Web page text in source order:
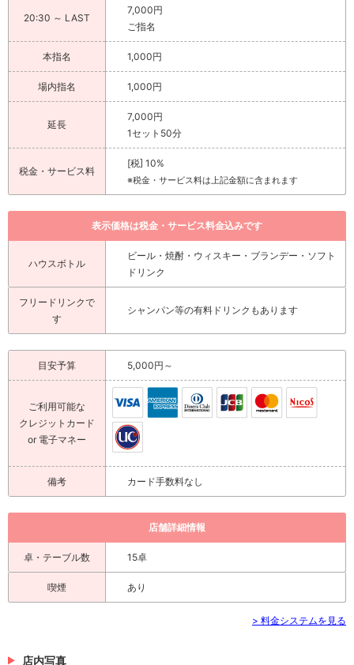
20:30 ～ LAST
7,000円
ご指名
本指名 1,000円
場内指名 1,000円
延長
7,000円
1セット50分
税金・サービス料
[税] 10%
※税金・サービス料は上記金額に含まれます
表示価格は税金・サービス料金込みです
ハウスボトル
ビール・焼酎・ウィスキー・ブランデー・ソフト
ドリンク
フリードリンクで
す
シャンパン等の有料ドリンクもあります
目安予算 5,000円～
ご利用可能な
クレジットカード
or 電子マネー
備考 カード手数料なし
店舗詳細情報
卓・テーブル数 15卓
喫煙 あり
> 料金システムを見る
店内写真